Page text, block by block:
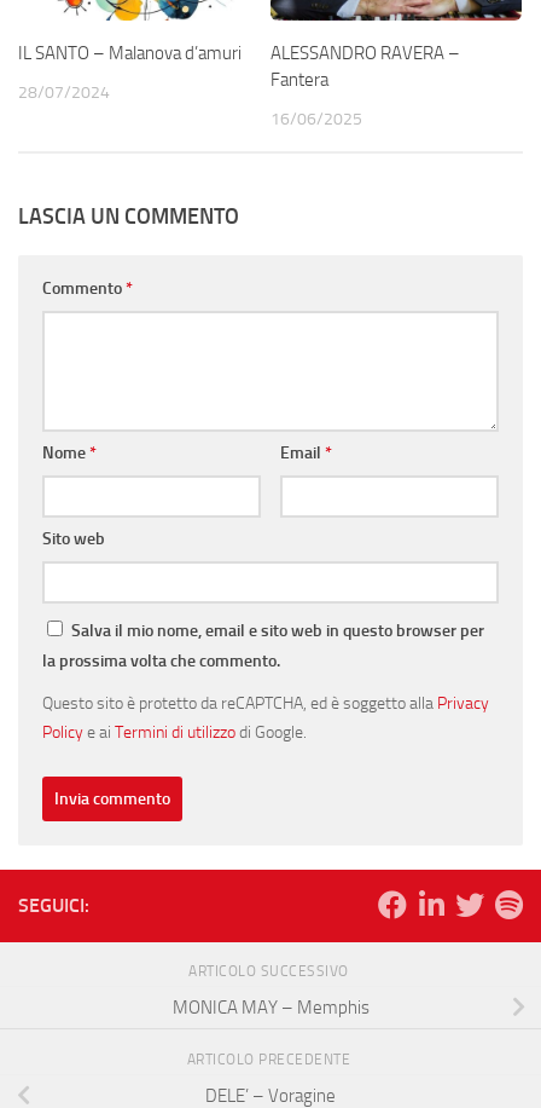
IL SANTO – Malanova d’amuri
28/07/2024
ALESSANDRO RAVERA –
Fantera
16/06/2025
LASCIA UN COMMENTO
Commento*
Nome* Email *
Sito web
Salva il mio nome, email e sito web in questo browser per
la prossima volta che commento.
Questo sito è protetto da reCAPTCHA, ed è soggetto alla Privacy
Policye ai Termini di utilizzodi Google.
SEGUICI:
ARTICOLO SUCCESSIVO
MONICA MAY – Memphis
ARTICOLO PRECEDENTE
DELE’ – Voragine